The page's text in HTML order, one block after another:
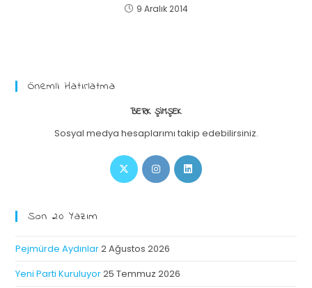
9 Aralık 2014
Önemli Hatırlatma
BERK ŞIMŞEK
Sosyal medya hesaplarımı takip edebilirsiniz.
Son 20 Yazım
Pejmürde Aydınlar2 Ağustos 2026
Yeni Parti Kuruluyor25 Temmuz 2026